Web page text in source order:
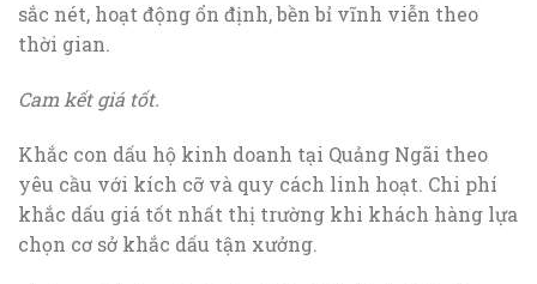
sắc nét, hoạt động ổn định, bền bỉ vĩnh viễn theo
thời gian.
Cam kết giá tốt.
Khắc con dấu hộ kinh doanh tại Quảng Ngãi theo
yêu cầu với kích cỡ và quy cách linh hoạt. Chi phí
khắc dấu giá tốt nhất thị trường khi khách hàng lựa
chọn cơ sở khắc dấu tận xưởng.